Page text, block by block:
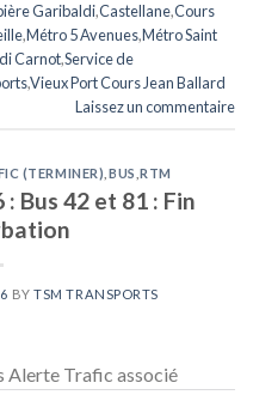
Garibaldi,Castellane,Cours
,Métro 5 Avenues,Métro Saint
Carnot,Service de
,Vieux Port Cours Jean Ballard
Laissez un commentaire
(TERMINER) BUS ,RTM
Bus 42 et 81 : Fin
BYTSM TRANSPORTS
Alerte Trafic associé